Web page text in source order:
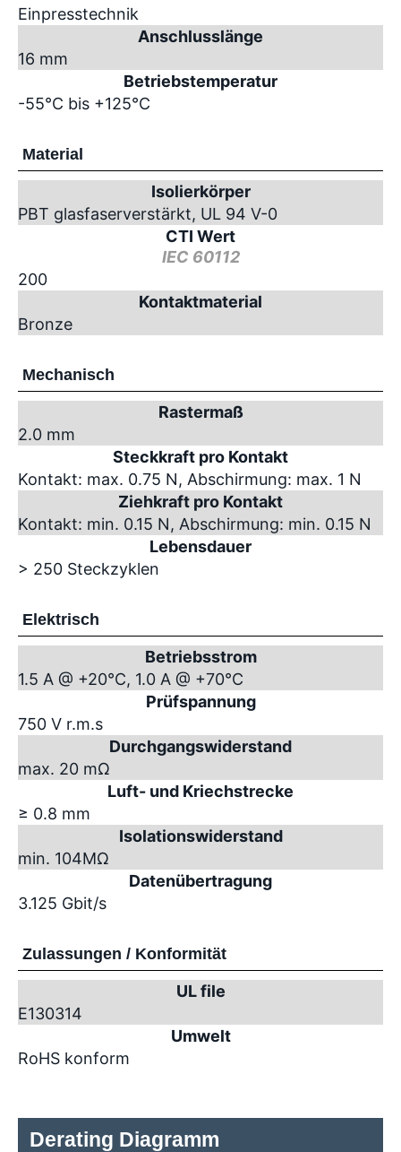
Einpresstechnik
Anschlusslänge
16 mm
Betriebstemperatur
-55°C bis +125°C
Material
Isolierkörper
PBT glasfaserverstärkt, UL 94 V-0
CTI Wert
IEC 60112
200
Kontaktmaterial
Bronze
Mechanisch
Rastermaß
2.0 mm
Steckkraft pro Kontakt
Kontakt: max. 0.75 N, Abschirmung: max. 1 N
Ziehkraft pro Kontakt
Kontakt: min. 0.15 N, Abschirmung: min. 0.15 N
Lebensdauer
> 250 Steckzyklen
Elektrisch
Betriebsstrom
1.5 A @ +20°C, 1.0 A @ +70°C
Prüfspannung
750 V r.m.s
Durchgangswiderstand
max. 20 mΩ
Luft- und Kriechstrecke
≥ 0.8 mm
Isolationswiderstand
min. 104MΩ
Datenübertragung
3.125 Gbit/s
Zulassungen / Konformität
UL file
E130314
Umwelt
RoHS konform
Derating Diagramm